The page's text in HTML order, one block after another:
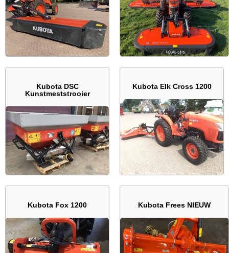
Kubota DSC
Kunstmeststrooier
Kubota Elk Cross 1200
Kubota Fox 1200 Kubota Frees NIEUW